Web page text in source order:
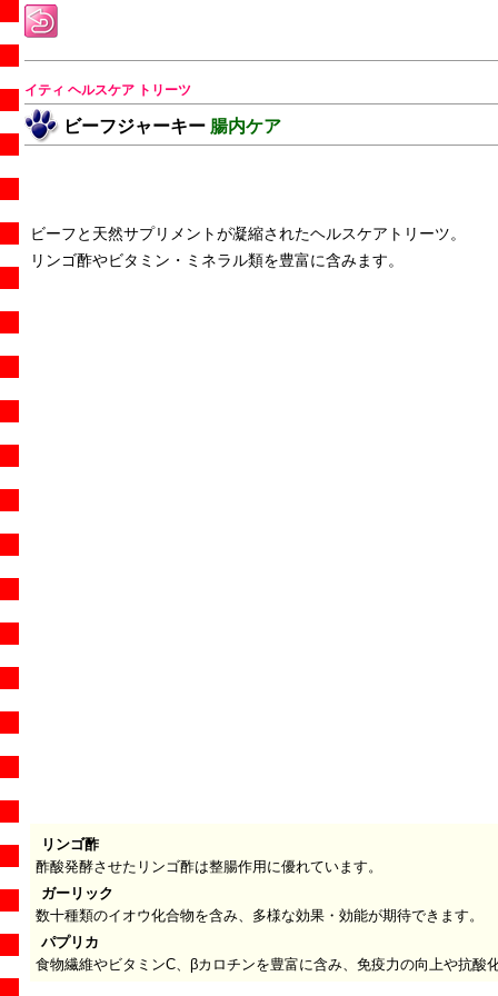
イティ ヘルスケア トリーツ
ビーフジャーキー 腸内ケア
ビーフと天然サプリメントが凝縮されたヘルスケアトリーツ。
リンゴ酢やビタミン・ミネラル類を豊富に含みます。
リンゴ酢
酢酸発酵させたリンゴ酢は整腸作用に優れています。
ガーリック
数十種類のイオウ化合物を含み、多様な効果・効能が期待できます。
パプリカ
食物繊維やビタミンC、βカロチンを豊富に含み、免疫力の向上や抗酸